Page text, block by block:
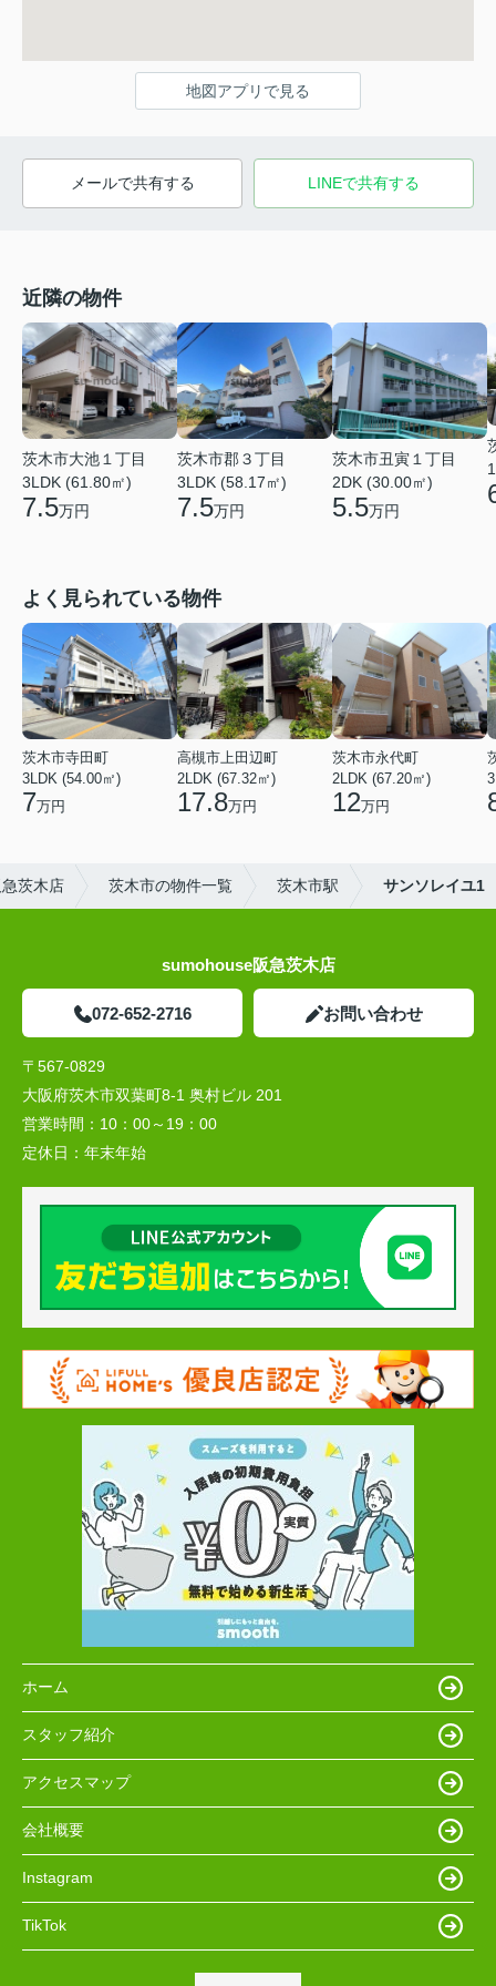
地図アプリで見る
メールで共有する LINEで共有する
近隣の物件
茨木市大池１丁目
3LDK (61.80㎡)
7.5万円
茨木市郡３丁目
3LDK (58.17㎡)
7.5万円
茨木市丑寅１丁目
2DK (30.00㎡)
5.5万円
よく見られている物件
茨木市寺田町
3LDK (54.00㎡)
7万円
高槻市上田辺町
2LDK (67.32㎡)
17.8万円
茨木市永代町
2LDK (67.20㎡)
12万円
茨木店 茨木市の物件一覧 茨木市駅 サンソレイユ1
sumohouse阪急茨木店
072-652-2716 お問い合わせ
〒567-0829
大阪府茨木市双葉町8-1 奥村ビル 201
営業時間： 10：00～19：00
定休日： 年末年始
ホーム
スタッフ紹介
アクセスマップ
会社概要
Instagram
TikTok